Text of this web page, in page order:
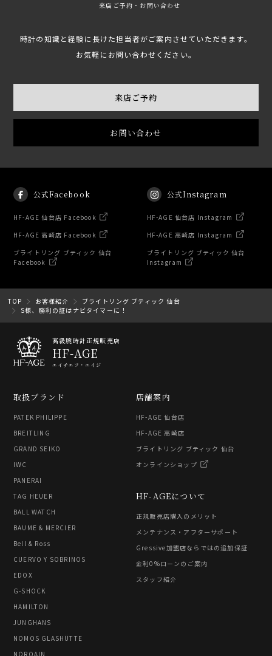
来店ご予約・お問い合わせ
時計の知識と経験に長けた担当者がご案内させていただきます。
お気軽にお問い合わせください。
来店ご予約
お問い合わせ
公式Facebook
HF-AGE 仙台店 Facebook
HF-AGE 高崎店 Facebook
ブライトリング ブティック 仙台
Facebook
公式Instagram
HF-AGE 仙台店 Instagram
HF-AGE 高崎店 Instagram
ブライトリング ブティック 仙台
Instagram
TOP お客様紹介
ブライトリング ブティック 仙台
S様、勝利の証はナビタイマーに！
高級腕時計正規販売店
HF-AGE
エイチエフ・エイジ
取扱ブランド
PATEK PHILIPPE
BREITLING
GRAND SEIKO
IWC
PANERAI
TAG HEUER
BALL WATCH
BAUME & MERCIER
Bell & Ross
CUERVO Y SOBRINOS
EDOX
G-SHOCK
HAMILTON
JUNGHANS
NOMOS GLASHÜTTE
NORQAIN
HF-AGEについて
正規販売店購入のメリット
メンテナンス・アフターサポート
Gressive加盟店ならではの追加保証
金利0%ローンのご案内
スタッフ紹介
店舗案内
HF-AGE 仙台店
HF-AGE 高崎店
ブライトリング ブティック 仙台
オンラインショップ